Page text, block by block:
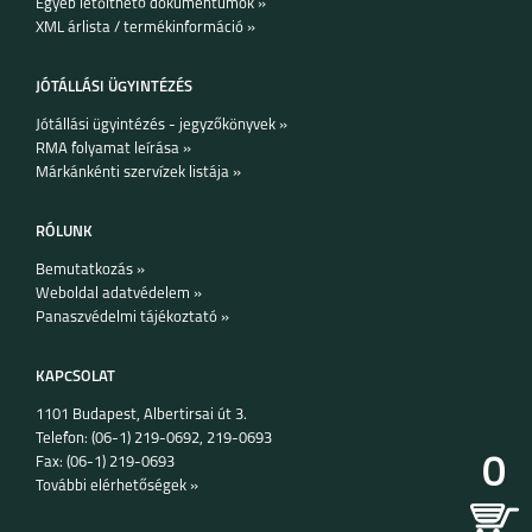
SAMSUNG GALAXY
SAMSUNG GALAXY
S25
A16 5G
Egyéb letölthető dokumentumok »
XML árlista / termékinformáció »
JÓTÁLLÁSI ÜGYINTÉZÉS
Jótállási ügyintézés - jegyzőkönyvek »
RMA folyamat leírása »
Márkánkénti szervízek listája »
RÓLUNK
Bemutatkozás »
Weboldal adatvédelem »
Panaszvédelmi tájékoztató »
KAPCSOLAT
1101 Budapest, Albertirsai út 3.
Telefon: (06-1) 219-0692, 219-0693
Fax: (06-1) 219-0693
További elérhetőségek »
0